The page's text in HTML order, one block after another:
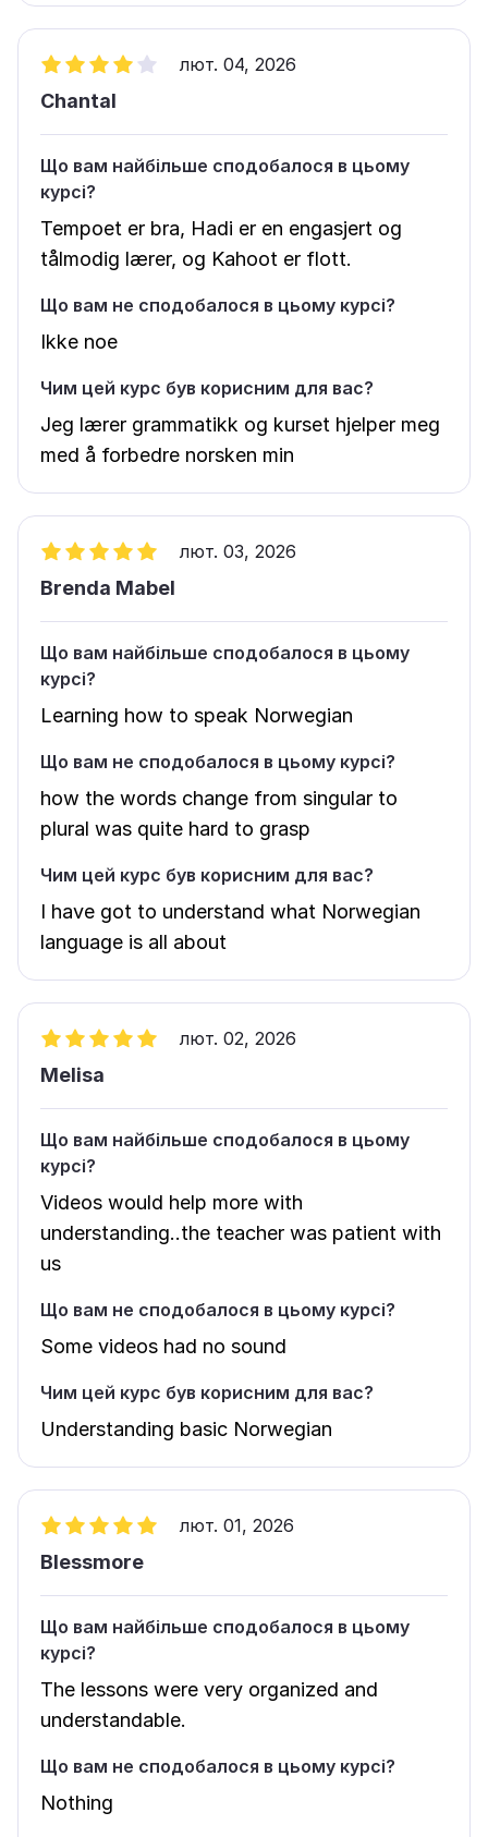
лют. 04, 2026
Chantal
Що вам найбільше сподобалося в цьому
курсі?
Tempoet er bra, Hadi er en engasjert og
tålmodig lærer, og Kahoot er flott.
Що вам не сподобалося в цьому курсі?
Ikke noe
Чим цей курс був корисним для вас?
Jeg lærer grammatikk og kurset hjelper meg
med å forbedre norsken min
лют. 03, 2026
Brenda Mabel
Що вам найбільше сподобалося в цьому
курсі?
Learning how to speak Norwegian
Що вам не сподобалося в цьому курсі?
how the words change from singular to
plural was quite hard to grasp
Чим цей курс був корисним для вас?
I have got to understand what Norwegian
language is all about
лют. 02, 2026
Melisa
Що вам найбільше сподобалося в цьому
курсі?
Videos would help more with
understanding..the teacher was patient with
us
Що вам не сподобалося в цьому курсі?
Some videos had no sound
Чим цей курс був корисним для вас?
Understanding basic Norwegian
лют. 01, 2026
Blessmore
Що вам найбільше сподобалося в цьому
курсі?
The lessons were very organized and
understandable.
Що вам не сподобалося в цьому курсі?
Nothing